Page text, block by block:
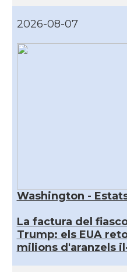
2026-08-07
Washington -
La factura del
Trump: els EUA
milions d'aranzels